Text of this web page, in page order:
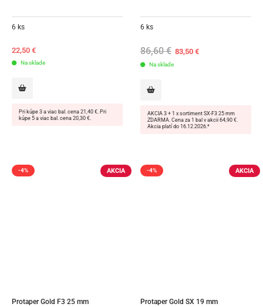
6 ks
22,50 €
Na sklade
Pri kúpe 3 a viac bal. cena 21,40 €. Pri
kúpe 5 a viac bal. cena 20,30 €.
6 ks
86,60€ Original
price
83,50€Current
price
Na sklade
AKCIA 3 + 1 x sortiment SX-F3 25 mm
ZDARMA. Cena za 1 bal v akcii 64,90 €.
Akcia platí do 16.12.2026.*
AKCIA
-4%
Protaper Gold F3 25 mm
AKCIA
-4%
Protaper Gold SX 19 mm